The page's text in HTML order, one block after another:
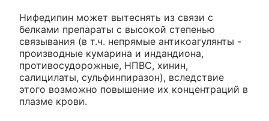
Нифедипин может вытеснять из связи с
белками препараты с высокой степенью
связывания (в т.ч. непрямые антикоагулянты -
производные кумарина и индандиона,
противосудорожные, НПВС, хинин,
салицилаты, сульфинпиразон), вследствие
этого возможно повышение их концентраций в
плазме крови.